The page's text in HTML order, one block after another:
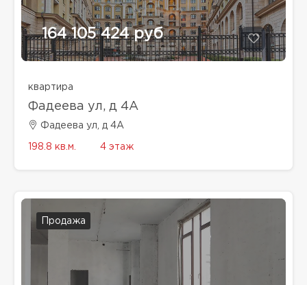
164 105 424 руб
квартира
Фадеева ул, д 4A
Фадеева ул, д 4A
198.8 кв.м. 4 этаж
Продажа